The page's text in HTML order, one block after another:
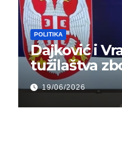
POLITIKA
Dajković i
tužilaštva
gusle
19/06/2026